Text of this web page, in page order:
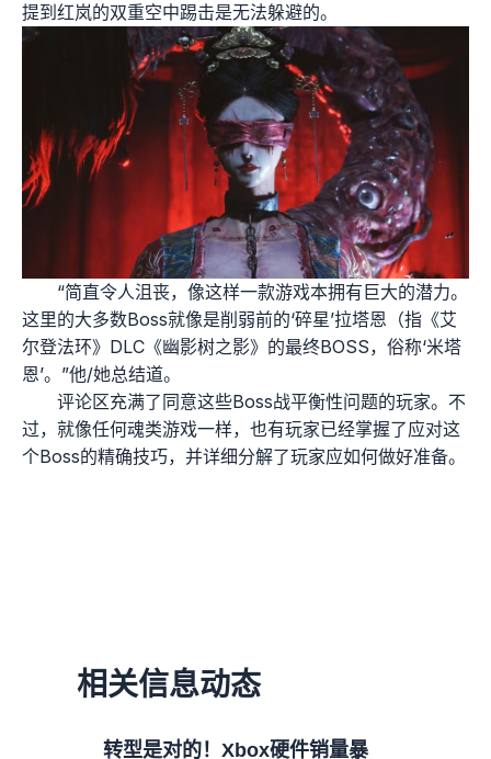
提到红岚的双重空中踢击是无法躲避的。
“简直令人沮丧，像这样一款游戏本拥有巨大的潜力。
这里的大多数Boss就像是削弱前的‘碎星’拉塔恩（指《艾
尔登法环》DLC《幽影树之影》的最终BOSS，俗称‘米塔
恩’。”他/她总结道。
评论区充满了同意这些Boss战平衡性问题的玩家。不
过，就像任何魂类游戏一样，也有玩家已经掌握了应对这
个Boss的精确技巧，并详细分解了玩家应如何做好准备。
相关信息动态
转型是对的！Xbox硬件销量暴